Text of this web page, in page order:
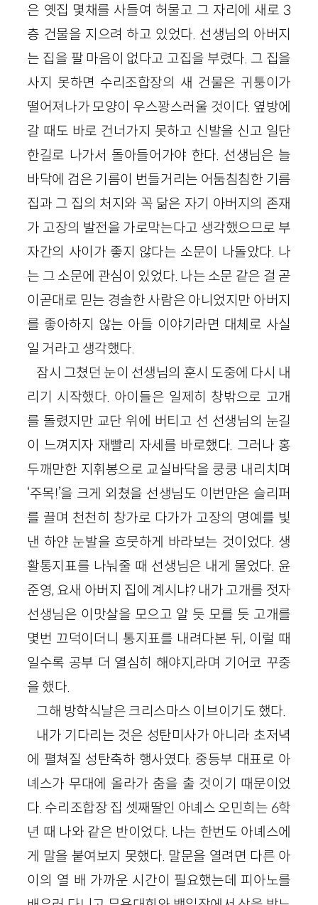
은 옛집 몇채를 사들여 허물고 그 자리에 새로 3
층 건물을 지으려 하고 있었다. 선생님의 아버지
는 집을 팔 마음이 없다고 고집을 부렸다. 그 집을
사지 못하면 수리조합장의 새 건물은 귀퉁이가
떨어져나가 모양이 우스꽝스러울 것이다. 옆방에
갈 때도 바로 건너가지 못하고 신발을 신고 일단
한길로 나가서 돌아들어가야 한다. 선생님은 늘
바닥에 검은 기름이 번들거리는 어둠침침한 기름
집과 그 집의 처지와 꼭 닮은 자기 아버지의 존재
가 고장의 발전을 가로막는다고 생각했으므로 부
자간의 사이가 좋지 않다는 소문이 나돌았다. 나
는 그 소문에 관심이 있었다. 나는 소문 같은 걸 곧
이곧대로 믿는 경솔한 사람은 아니었지만 아버지
를 좋아하지 않는 아들 이야기라면 대체로 사실
일 거라고 생각했다.
잠시 그쳤던 눈이 선생님의 훈시 도중에 다시 내
리기 시작했다. 아이들은 일제히 창밖으로 고개
를 돌렸지만 교단 위에 버티고 선 선생님의 눈길
이 느껴지자 재빨리 자세를 바로했다. 그러나 홍
두깨만한 지휘봉으로 교실바닥을 쿵쿵 내리치며
‘주목!’을 크게 외쳤을 선생님도 이번만은 슬리퍼
를 끌며 천천히 창가로 다가가 고장의 명예를 빛
낸 하얀 눈발을 흐뭇하게 바라보는 것이었다. 생
활통지표를 나눠줄 때 선생님은 내게 물었다. 윤
준영, 요새 아버지 집에 계시냐? 내가 고개를 젓자
선생님은 이맛살을 모으고 알 듯 모를 듯 고개를
몇번 끄덕이더니 통지표를 내려다본 뒤, 이럴 때
일수록 공부 더 열심히 해야지,라며 기어코 꾸중
을 했다.
그해 방학식날은 크리스마스 이브이기도 했다.
내가 기다리는 것은 성탄미사가 아니라 초저녁
에 펼쳐질 성탄축하 행사였다. 중등부 대표로 아
녜스가 무대에 올라가 춤을 출 것이기 때문이었
다. 수리조합장 집 셋째딸인 아녜스 오민희는 6학
년 때 나와 같은 반이었다. 나는 한번도 아녜스에
게 말을 붙여보지 못했다. 말문을 열려면 다른 아
이의 열 배 가까운 시간이 필요했는데 피아노를